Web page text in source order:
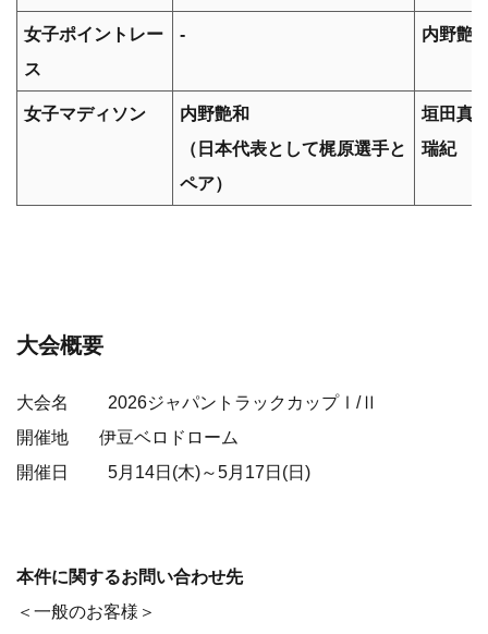
女子ポイントレー
ス
- 内野艶
女子マディソン
内野艶和
（日本代表として梶原選手と
ペア）
垣田真
瑞紀
大会概要
大会名 2026ジャパントラックカップⅠ/Ⅱ
開催地 伊豆ベロドローム
開催日 5月14日(木)～5月17日(日)
本件に関するお問い合わせ先
＜一般のお客様＞